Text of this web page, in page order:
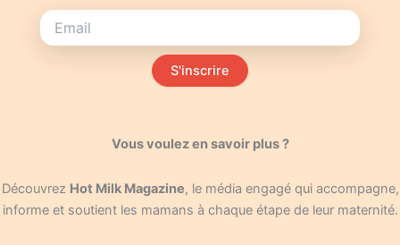
S'inscrire
Vous voulez en savoir plus ?
Découvrez Hot Milk Magazine, le média engagé qui accompagne,
informe et soutient les mamans à chaque étape de leur maternité.